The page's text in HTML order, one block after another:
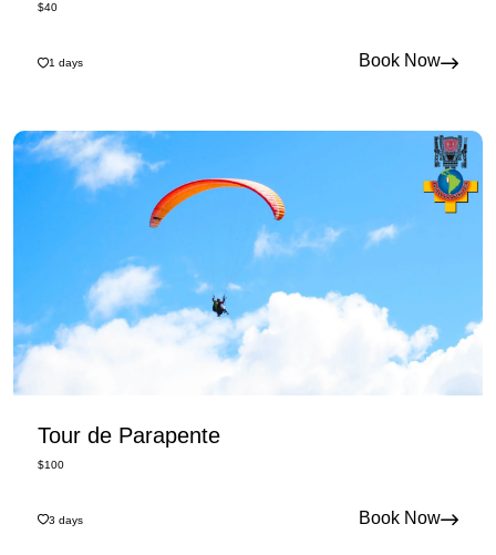
$40
1 days Book Now
Tour de Parapente
$100
3 days Book Now